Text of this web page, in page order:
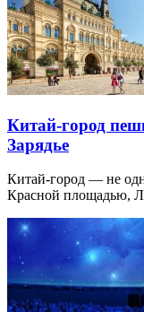
Китай-город
Зарядье
Китай-город — не
Красной площадью,